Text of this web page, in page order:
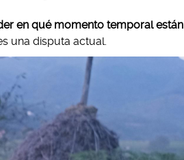
en qué momento temporal están
una disputa actual.